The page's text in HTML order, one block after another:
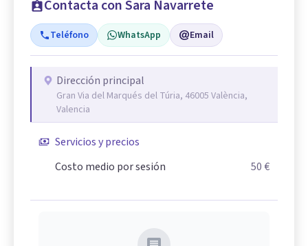
Contacta con Sara Navarrete
Teléfono WhatsApp Email
Dirección principal
Gran Via del Marqués del Túria, 46005 València,
Valencia
Servicios y precios
Costo medio por sesión
50 €